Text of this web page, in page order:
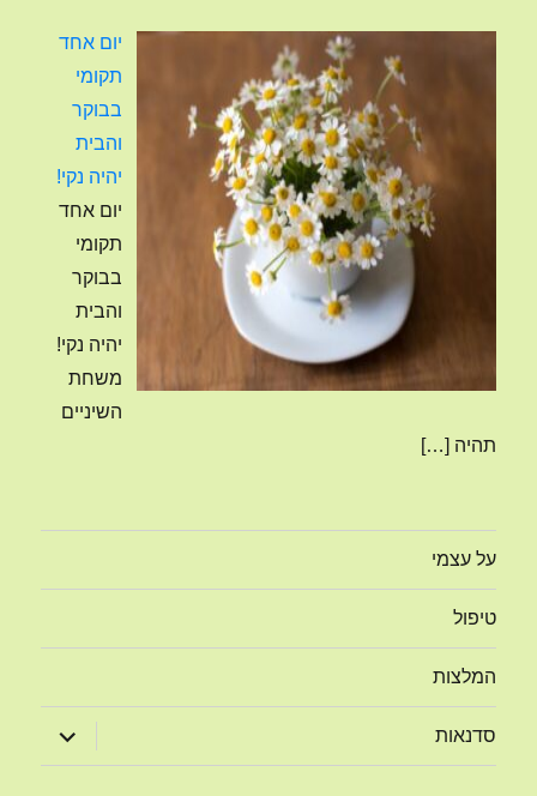
יום אחד
תקומי
בבוקר
והבית
יהיה נקי!
יום אחד
תקומי
בבוקר
והבית
יהיה נקי!
משחת
השיניים
תהיה […]
על עצמי
טיפול
המלצות
סדנאות
הצג
תפריט